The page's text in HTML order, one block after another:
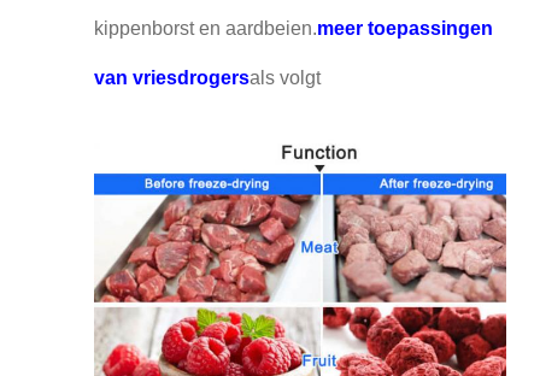
kippenborst en aardbeien.meer toepassingen
van vriesdrogersals volgt